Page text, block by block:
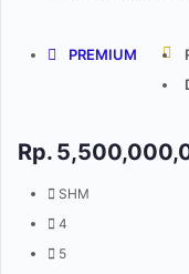
PREMIUM
Rp.
SHM
4
5